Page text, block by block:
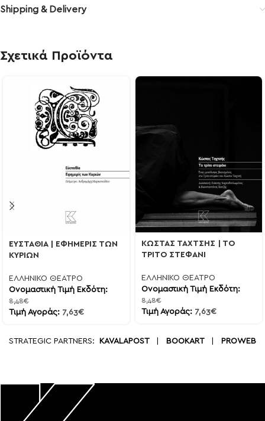
Shipping & Delivery
Σχετικά Προϊόντα
ΕΥΣΤΑΘΙΑ | ΕΦΗΜΕΡΙΣ ΤΩΝ
ΚΥΡΙΩΝ
ΕΛΛΗΝΙΚΟ ΘΕΑΤΡΟ
Ονομαστική Τιμή Εκδότη:
8,48€
Τιμή Αγοράς: 7,63€
ΚΩΣΤΑΣ ΤΑΧΤΣΗΣ | ΤΟ
ΤΡΙΤΟ ΣΤΕΦΑΝΙ
ΕΛΛΗΝΙΚΟ ΘΕΑΤΡΟ
Ονομαστική Τιμή Εκδότη:
8,48€
Τιμή Αγοράς: 7,63€
STRATEGIC PARTNERS: KAVALAPOST| BOOKART| PROWEB